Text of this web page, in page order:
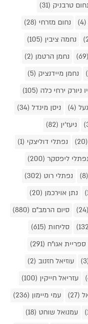
נחום טרבניק (31)
נחום מזרחי (28)
נחמה ציבין (105)
נחמן הרטמן (2)
נחמן מיידנציק (5)
ניורק ירחי כלה (105)
(4)
ניסן מינדל (34)
ניעז'ין (82)
נפתלי דוליצקי (1)
נפתלי ליפסקר (200)
נפתלי רוט (302)
נתן אוירכמן (20)
סיום הרמב"ם (880)
סליחות (615)
ספריית אגו"ח (291)
עוזיאל חזנוב (2)
עזריאל חייקין (100)
עמי מיימון (236)
עמנואל שוחט (18)